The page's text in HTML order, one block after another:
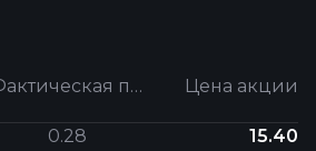
Фактическая прибыль на акцию Цена акции
0.28
15.40